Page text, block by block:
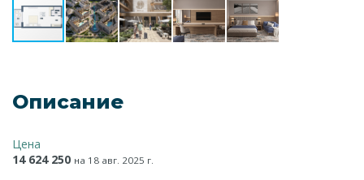
Описание
Цена
14 624 250 на 18 авг. 2025 г.